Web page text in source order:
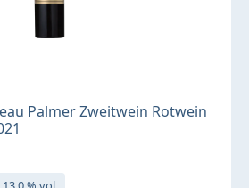
Palmer Zweitwein Rotwein